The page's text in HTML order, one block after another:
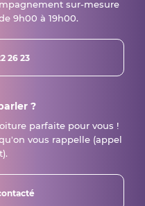
sur-mesure
9h00 à 19h00.
26 23
?
parfaite pour vous !
vous rappelle (appel